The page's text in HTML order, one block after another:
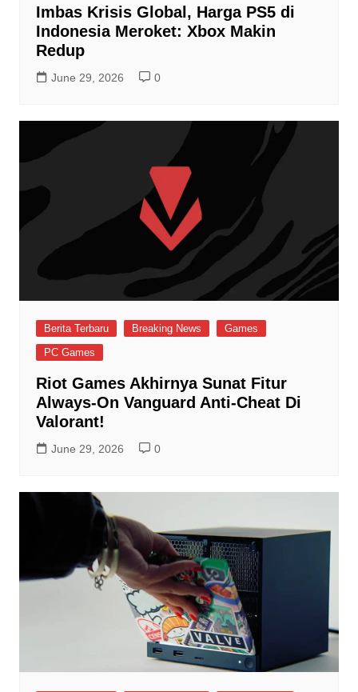
Imbas Krisis Global, Harga PS5 di
Indonesia Meroket: Xbox Makin
Redup
June 29, 2026 0
Berita Terbaru Breaking News
Games
PC Games
Riot Games Akhirnya Sunat Fitur
Always-On Vanguard Anti-Cheat Di
Valorant!
June 29, 2026 0